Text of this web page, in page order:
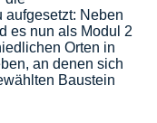
Neben
es nun als Modul 2
Orten in
an denen sich
Baustein